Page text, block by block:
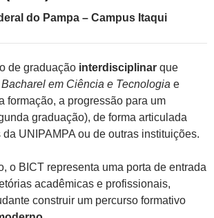
do Pampa – Campus Itaqui
de graduação interdisciplinar que
Bacharel em Ciência e Tecnologia e
formação, a progressão para um
graduação), de forma articulada
UNIPAMPA ou de outras instituições.
o BICT representa uma porta de entrada
acadêmicas e profissionais,
construir um percurso formativo